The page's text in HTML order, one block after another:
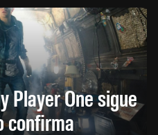
Player One sigue
confirma